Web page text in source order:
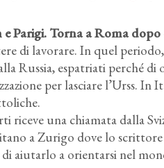
Parigi. Torna a Roma
di lavorare. In quel
Russia, espatriati perché di
per lasciare l’Urss.
una chiamata dalla
a Zurigo dove lo
aiutarlo a orientarsi nel